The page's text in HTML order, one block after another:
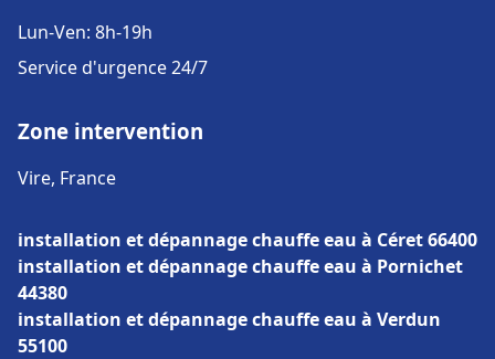
Lun-Ven: 8h-19h
Service d'urgence 24/7
Zone intervention
Vire, France
installation et dépannage chauffe eau à Céret 66400
installation et dépannage chauffe eau à Pornichet
44380
installation et dépannage chauffe eau à Verdun
55100